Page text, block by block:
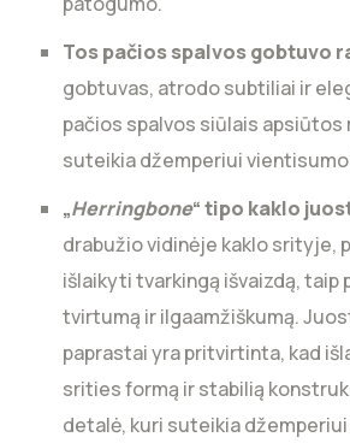
Tos pačios spalvos gobtuvo
gobtuvas, atrodo subtiliai ir
pačios spalvos siūlais
suteikia džemperiui
„Herringbone“ tipo kaklo
drabužio vidinėje kaklo srityje,
išlaikyti tvarkingą išvaizdą, taip
tvirtumą ir ilgaamžiškumą.
paprastai yra pritvirtinta, kad
srities formą ir stabilią
detalė, kuri suteikia